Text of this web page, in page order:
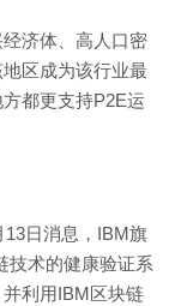
济体、高人口密
区成为该行业最
都更支持P2E运
日消息，IBM旗
技术的健康验证系
利用IBM区块链